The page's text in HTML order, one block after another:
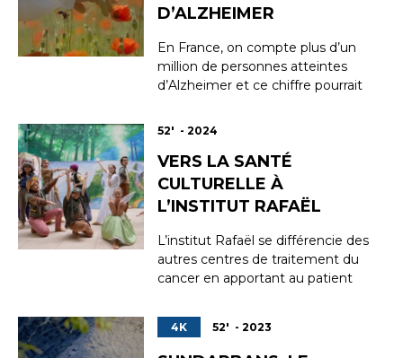
réouverture prévue le 8
décembre 2024. &nbs...
D’ALZHEIMER
En France, on compte plus d’un
million de personnes atteintes
d’Alzheimer et ce chiffre pourrait
vieillissement de la population. Il
traitement pour guérir cette
pathologie, seulement des
moyens pour préserver le plus
longtemps possible les c...
52' - 2024
VERS LA SANTÉ
CULTURELLE À
L’INSTITUT RAFAËL
L’institut Rafaël se différencie des
autres centres de traitement du
cancer en apportant au patient
l’âme qui vise à améliorer sa
qualité de vie avant, pendant et
après les traitements. Rendre au
4K 52' - 2023